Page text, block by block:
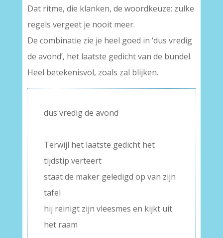
Dat ritme, die klanken, de woordkeuze: zulke
regels vergeet je nooit meer.
De combinatie zie je heel goed in ‘dus vredig
de avond’, het laatste gedicht van de bundel.
Heel betekenisvol, zoals zal blijken.
dus vredig de avond
Terwijl het laatste gedicht het
tijdstip verteert
staat de maker geledigd op van zijn
tafel
hij reinigt zijn vleesmes en kijkt uit
het raam